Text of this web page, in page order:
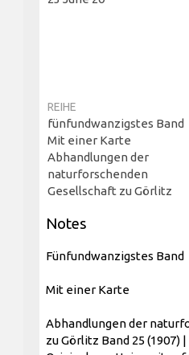
REIHE
fünfundwanzigstes Band
Mit einer Karte
Abhandlungen der
naturforschenden
Gesellschaft zu Görlitz
Notes
Fünfundwanzigstes Band
Mit einer Karte
Abhandlungen der
zu Görlitz Band 25 (1907) |